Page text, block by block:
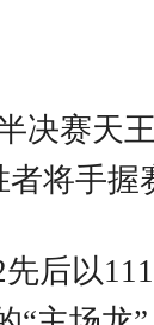
决赛天
将手握
后以